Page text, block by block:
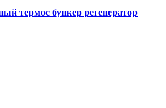
термос бункер регенератор